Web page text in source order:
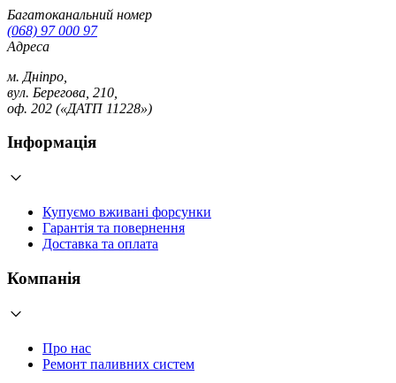
Багатоканальний номер
(068) 97 000 97
Адреса
м. Дніпро,
вул. Берегова, 210,
оф. 202 («ДАТП 11228»)
Інформація
Купуємо вживані форсунки
Гарантія та повернення
Доставка та оплата
Компанія
Про нас
Ремонт паливних систем